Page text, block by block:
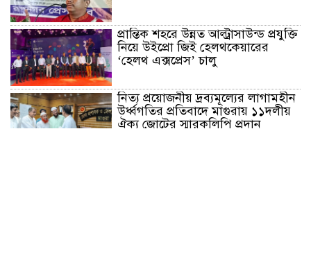
প্রান্তিক শহরে উন্নত আল্ট্রাসাউন্ড প্রযুক্তি
নিয়ে উইপ্রো জিই হেলথকেয়ারের
‘হেলথ এক্সপ্রেস’ চালু
নিত্য প্রয়োজনীয় দ্রব্যমূল্যের লাগামহীন
উর্ধ্বগতির প্রতিবাদে মাগুরায় ১১দলীয়
ঐক্য জোটের স্মারকলিপি প্রদান